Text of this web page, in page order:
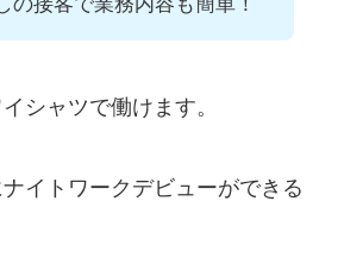
シャツで働けます。
イトワークデビューができる